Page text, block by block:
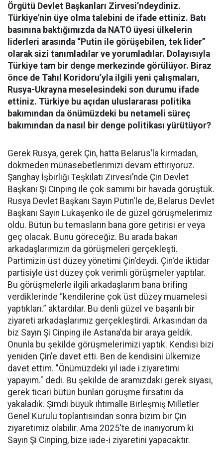
Örgütü Devlet Başkanları Zirvesi’ndeydiniz.
Türkiye'nin üye olma talebini de ifade ettiniz. Batı
basınına baktığımızda da NATO üyesi ülkelerin
liderleri arasında “Putin ile görüşebilen, tek lider”
olarak sizi tanımladılar ve yorumladılar. Dolayısıyla
Türkiye tam bir denge merkezinde görülüyor. Biraz
önce de Tahıl Koridoru’yla ilgili yeni çalışmaları,
Rusya-Ukrayna meselesindeki son durumu ifade
ettiniz. Türkiye bu açıdan uluslararası politika
bakımından da önümüzdeki bu netameli süreç
bakımından da nasıl bir denge politikası yürütüyor?
Gerek Rusya, gerek Çin, hatta Belarus’la kırmadan,
dökmeden münasebetlerimizi devam ettiriyoruz.
Şanghay İşbirliği Teşkilatı Zirvesi’nde Çin Devlet
Başkanı Şi Cinping ile çok samimi bir havada görüştük.
Rusya Devlet Başkanı Sayın Putin'le de, Belarus Devlet
Başkanı Sayın Lukaşenko ile de güzel görüşmelerimiz
oldu. Bütün bu temasların bana göre getirisi er veya
geç olacak. Bunu göreceğiz. Bu arada bakan
arkadaşlarımızın da görüşmeleri gerçekleşti.
Partimizin üst düzey yönetimi Çin'deydi. Çin'de iktidar
partisiyle üst düzey çok verimli görüşmeler yaptılar.
Bu görüşmelerle ilgili arkadaşlarım bana brifing
verdiklerinde “kendilerine çok üst düzey muamelesi
yaptıkları.” aktardılar. Bu denli güzel ve başarılı bir
ziyareti arkadaşlarımız gerçekleştirdi. Arkasından da
biz Sayın Şi Cinping ile Astana'da bir araya geldik.
Onunla bu şekilde görüşmelerimizi yaptık. Kendisi bizi
yeniden Çin'e davet etti. Ben de kendisini ülkemize
davet ettim. "Önümüzdeki yıl iade i ziyaretimi
yapayım." dedi. Bu şekilde de aramızdaki gerek siyasi,
gerek ticari bütün bunları görüşme fırsatını da
yakaladık. Şimdi büyük ihtimalle Birleşmiş Milletler
Genel Kurulu toplantısından sonra bizim bir Çin
ziyaretimiz olabilir. Ama 2025'te de inanıyorum ki
Sayın Şi Cinping, bize iade-i ziyaretini yapacaktır.